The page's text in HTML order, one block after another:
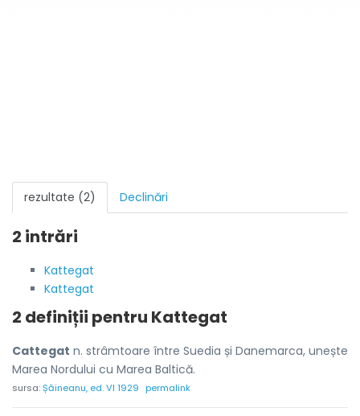
rezultate (2) Declinări
2 intrări
Kattegat
Kattegat
2 definiții pentru Kattegat
Cattegat n. strâmtoare între Suedia și Danemarca, unește
Marea Nordului cu Marea Baltică.
sursa:Șăineanu, ed. VI 1929 permalink